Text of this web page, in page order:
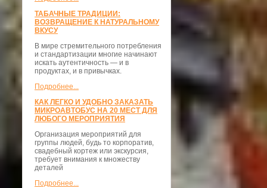
ТАБАЧНЫЕ ТРАДИЦИИ:
ВОЗВРАЩЕНИЕ К НАТУРАЛЬНОМУ
ВКУСУ
В мире стремительного потребления
и стандартизации многие начинают
искать аутентичность — и в
продуктах, и в привычках.
Подробнее...
КАК ЛЕГКО И УДОБНО ЗАКАЗАТЬ
МИКРОАВТОБУС НА 20 МЕСТ ДЛЯ
ЛЮБОГО МЕРОПРИЯТИЯ
Организация мероприятий для
группы людей, будь то корпоратив,
свадебный кортеж или экскурсия,
требует внимания к множеству
деталей
Подробнее...